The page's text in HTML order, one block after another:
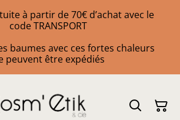
à partir de 70€ d’achat avec le
code TRANSPORT
baumes avec ces fortes chaleurs
peuvent être expédiés